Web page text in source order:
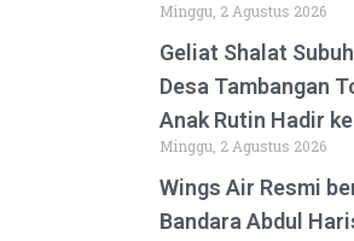
Minggu, 2 Agustus 2026
Geliat Shalat
Desa Tambangan
Anak Rutin Hadir
Minggu, 2 Agustus 2026
Wings Air Resmi
Bandara Abdul